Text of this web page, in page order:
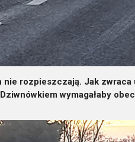
nie rozpieszczają. Jak
wymagałaby